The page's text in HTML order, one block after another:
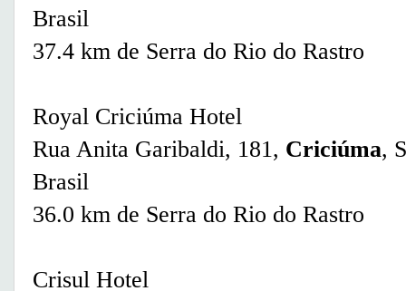
Brasil
37.4 km de Serra do Rio do Rastro
Royal Criciúma Hotel
Rua Anita Garibaldi, 181, Criciúma,
Brasil
36.0 km de Serra do Rio do Rastro
Crisul Hotel